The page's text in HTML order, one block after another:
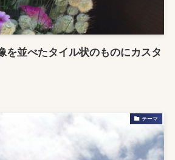
を並べたタイル状のものにカスタ
テーマ